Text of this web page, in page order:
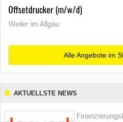
Offsetdrucker (m/w/d)
Weiler im Allgäu
Alle Angebote im
AKTUELLSTE NEWS